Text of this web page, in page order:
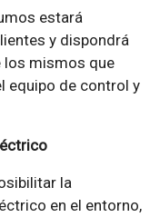
estará
y dispondrá
los mismos que
equipo de control y
la
en el entorno,